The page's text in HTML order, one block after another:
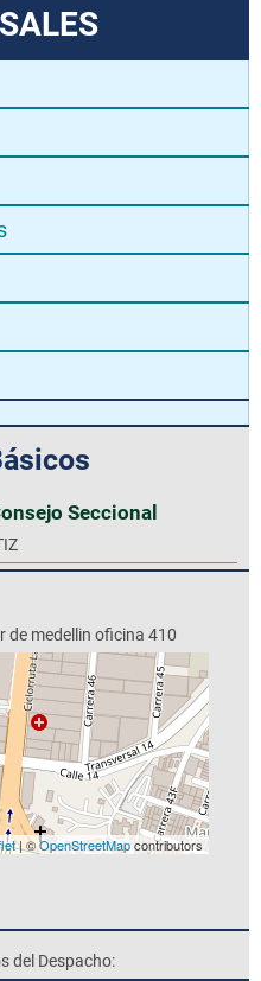
Seccional
de medellin oficina 410
| ©OpenStreetMapcontributors
del Despacho: